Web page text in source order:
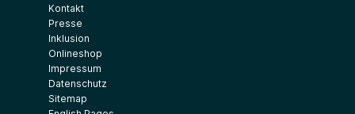
Kontakt
Presse
Inklusion
Onlineshop
Impressum
Datenschutz
Sitemap